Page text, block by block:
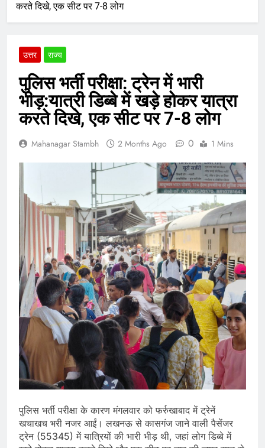
करते दिखे, एक सीट पर 7-8 लोग
उत्तर राज्य
पुलिस भर्ती परीक्षा: ट्रेन में भारी
भीड़:यात्री डिब्बे में खड़े होकर यात्रा
करते दिखे, एक सीट पर 7-8 लोग
Mahanagar Stambh 2 Months Ago 0 1 Mins
पुलिस भर्ती परीक्षा के कारण मंगलवार को फर्रुखाबाद में ट्रेनें
खचाखच भरी नजर आईं। लखनऊ से कासगंज जाने वाली पैसेंजर
ट्रेन (55345) में यात्रियों की भारी भीड़ थी, जहां लोग डिब्बे में